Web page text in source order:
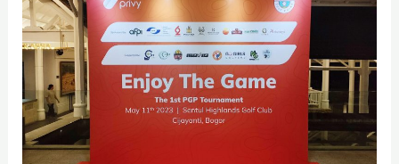
24
Jam
di
Jakarta
Pusat